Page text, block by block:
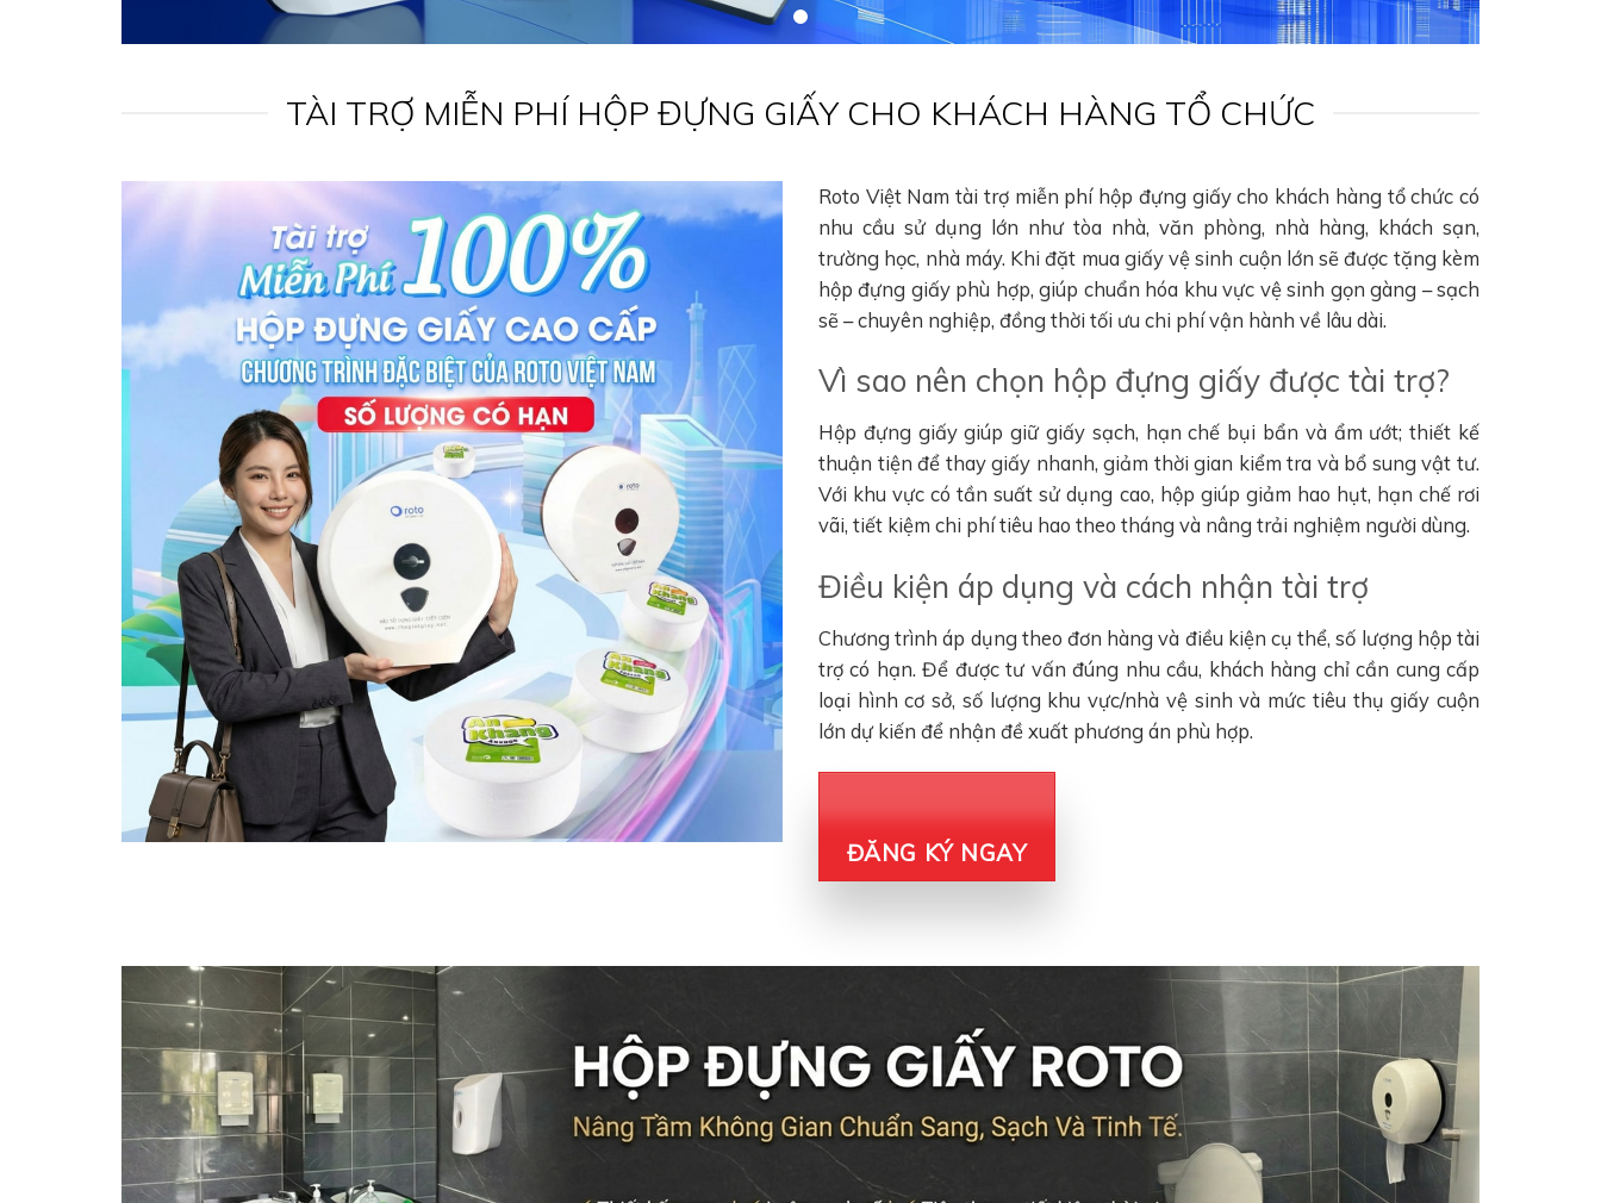
TÀI TRỢ MIỄN PHÍ HỘP ĐỰNG GIẤY CHO KHÁCH HÀNG TỔ CHỨC
Roto Việt Nam tài trợ miễn phí hộp đựng giấy cho khách hàng tổ chức có
nhu cầu sử dụng lớn như tòa nhà, văn phòng, nhà hàng, khách sạn,
trường học, nhà máy. Khi đặt mua giấy vệ sinh cuộn lớn sẽ được tặng kèm
hộp đựng giấy phù hợp, giúp chuẩn hóa khu vực vệ sinh gọn gàng – sạch
sẽ – chuyên nghiệp, đồng thời tối ưu chi phí vận hành về lâu dài.
Vì sao nên chọn hộp đựng giấy được tài trợ?
Hộp đựng giấy giúp giữ giấy sạch, hạn chế bụi bẩn và ẩm ướt; thiết kế
thuận tiện để thay giấy nhanh, giảm thời gian kiểm tra và bổ sung vật tư.
Với khu vực có tần suất sử dụng cao, hộp giúp giảm hao hụt, hạn chế rơi
vãi, tiết kiệm chi phí tiêu hao theo tháng và nâng trải nghiệm người dùng.
Điều kiện áp dụng và cách nhận tài trợ
Chương trình áp dụng theo đơn hàng và điều kiện cụ thể, số lượng hộp tài
trợ có hạn. Để được tư vấn đúng nhu cầu, khách hàng chỉ cần cung cấp
loại hình cơ sở, số lượng khu vực/nhà vệ sinh và mức tiêu thụ giấy cuộn
lớn dự kiến để nhận đề xuất phương án phù hợp.
ĐĂNG KÝ NGAY